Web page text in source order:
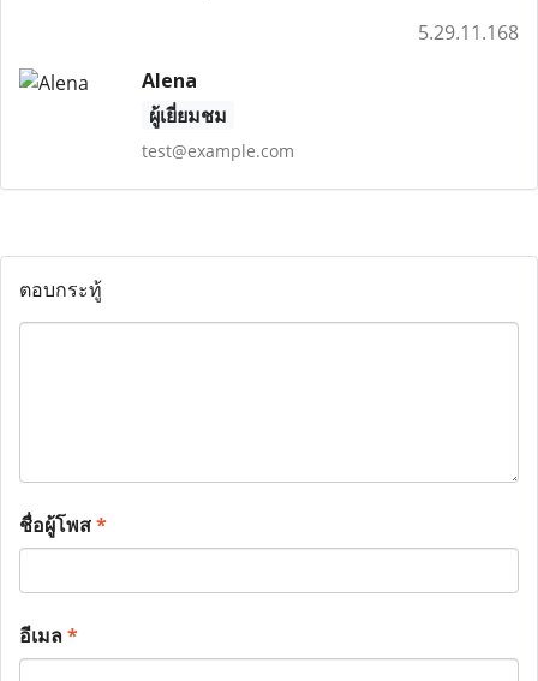
5.29.11.168
Alena
ผู้เยี่ยมชม
test@example.com
ตอบกระทู้
ชื่อผู้โพส*
อีเมล*